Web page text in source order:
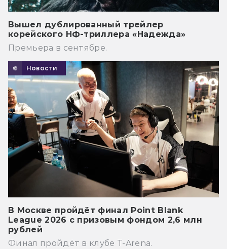
Вышел дублированный трейлер
корейского НФ-триллера «Надежда»
Премьера в сентябре.
Новости
В Москве пройдёт финал Point Blank
League 2026 с призовым фондом 2,6 млн
рублей
Финал пройдёт в клубе T-Arena.